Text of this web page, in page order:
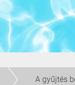
A gyűjtés